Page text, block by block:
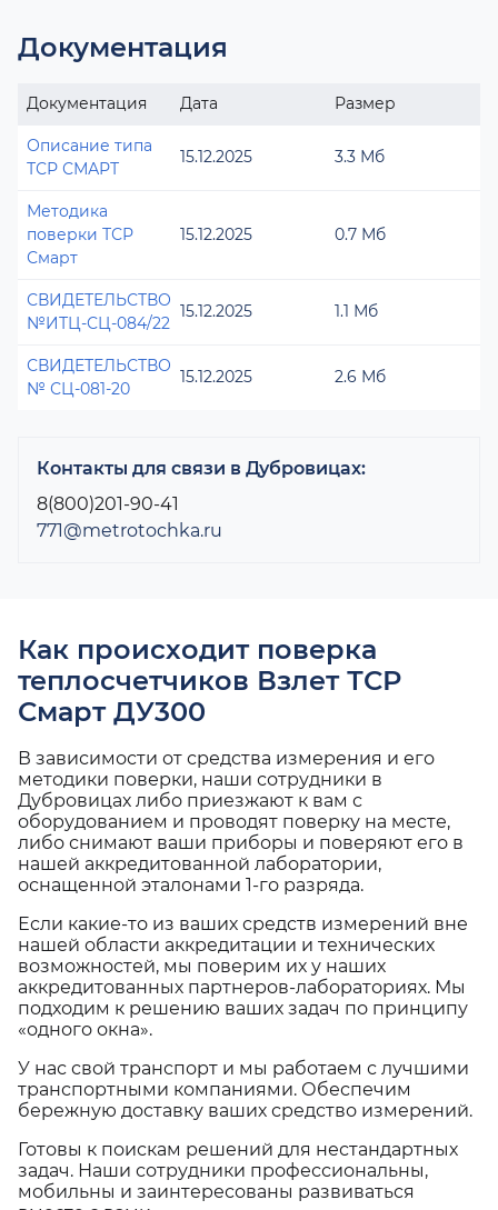
Документация
Документация Дата Размер
Описание типа
ТСР СМАРТ
15.12.2025 3.3 Мб
Методика
поверки ТСР
Смарт
15.12.2025 0.7 Мб
СВИДЕТЕЛЬСТВО
№ИТЦ-СЦ-084/22
15.12.2025 1.1 Мб
СВИДЕТЕЛЬСТВО
№ СЦ-081-20
15.12.2025 2.6 Мб
Контакты для связи в Дубровицах:
8(800)201-90-41
771@metrotochka.ru
Как происходит поверка
теплосчетчиков Взлет ТСР
Смарт ДУ300
В зависимости от средства измерения и его
методики поверки, наши сотрудники в
Дубровицах либо приезжают к вам с
оборудованием и проводят поверку на месте,
либо снимают ваши приборы и поверяют его в
нашей аккредитованной лаборатории,
оснащенной эталонами 1-го разряда.
Если какие-то из ваших средств измерений вне
нашей области аккредитации и технических
возможностей, мы поверим их у наших
аккредитованных партнеров-лабораториях. Мы
подходим к решению ваших задач по принципу
«одного окна».
У нас свой транспорт и мы работаем с лучшими
транспортными компаниями. Обеспечим
бережную доставку ваших средство измерений.
Готовы к поискам решений для нестандартных
задач. Наши сотрудники профессиональны,
мобильны и заинтересованы развиваться